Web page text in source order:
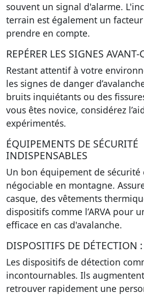
souvent un signal d'alarme.
terrain est également un
prendre en compte.
REPÉRER LES SIGNES AVANT-
Restant attentif à votre
les signes de danger
bruits inquiétants ou des
vous êtes novice, considérez
expérimentés.
ÉQUIPEMENTS DE SÉCURITÉ
INDISPENSABLES
Un bon équipement de sécurité
négociable en montagne.
casque, des vêtements
dispositifs comme l’ARVA pour
efficace en cas d'avalanche.
DISPOSITIFS DE DÉTECTION
Les dispositifs de détection
incontournables. Ils
retrouver rapidement une